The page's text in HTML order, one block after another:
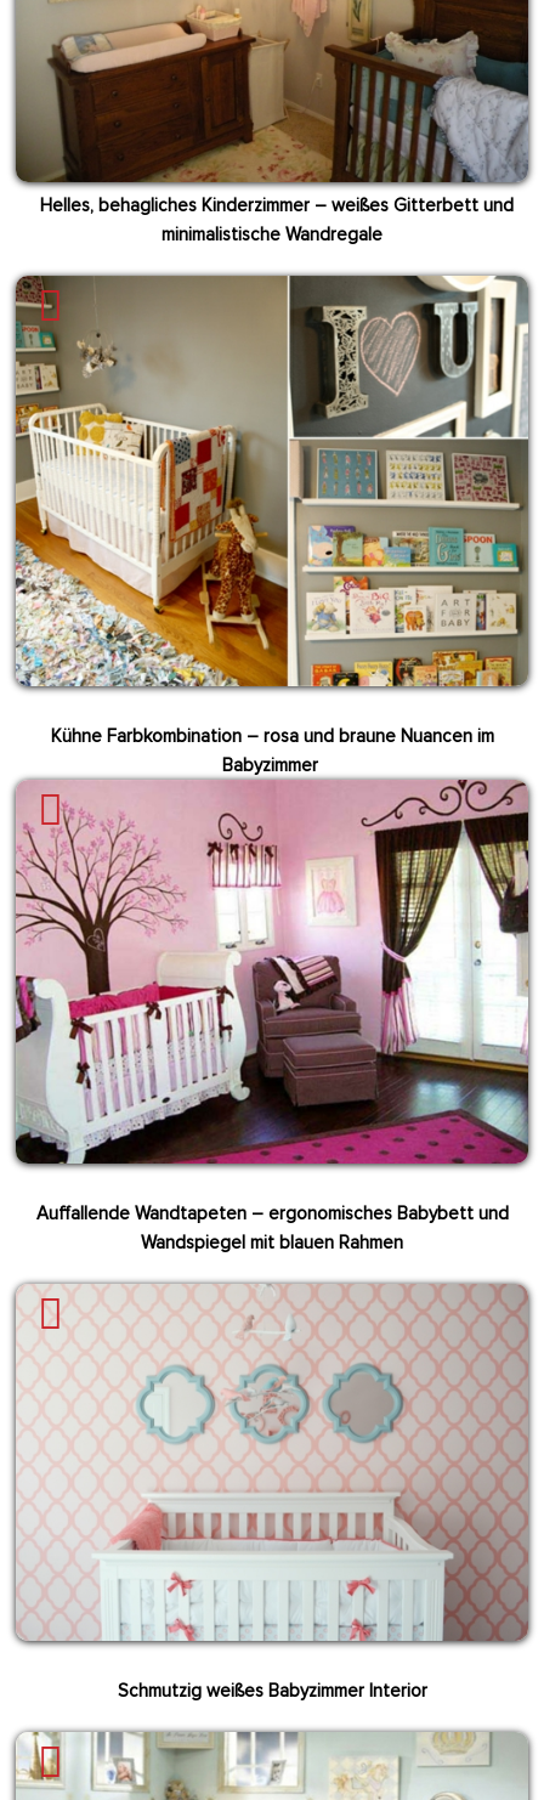
Helles, behagliches Kinderzimmer – weißes Gitterbett und
minimalistische Wandregale
Kühne Farbkombination – rosa und braune Nuancen im
Babyzimmer
Auffallende Wandtapeten – ergonomisches Babybett und
Wandspiegel mit blauen Rahmen
Schmutzig weißes Babyzimmer Interior